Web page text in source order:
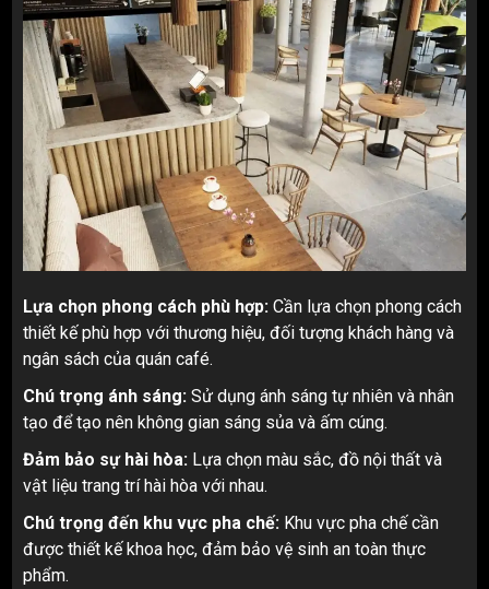
Lựa chọn phong cách phù hợp: Cần lựa chọn phong cách
thiết kế phù hợp với thương hiệu, đối tượng khách hàng và
ngân sách của quán café.
Chú trọng ánh sáng: Sử dụng ánh sáng tự nhiên và nhân
tạo để tạo nên không gian sáng sủa và ấm cúng.
Đảm bảo sự hài hòa: Lựa chọn màu sắc, đồ nội thất và
vật liệu trang trí hài hòa với nhau.
Chú trọng đến khu vực pha chế: Khu vực pha chế cần
được thiết kế khoa học, đảm bảo vệ sinh an toàn thực
phẩm.